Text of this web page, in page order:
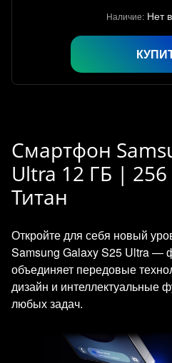
Наличие: Нет
Смартфон
Ultra 12 ГБ |
Титан
Откройте для себя новый
Samsung Galaxy S25 Ultra —
объединяет передовые
дизайн и интеллектуальные
любых задач.